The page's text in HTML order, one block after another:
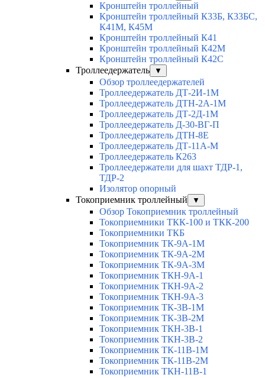
Кронштейн троллейный
Кронштейн троллейный К33Б, К33БС,
К41М, К45М
Кронштейн троллейный К41
Кронштейн троллейный К42М
Кронштейн троллейный К42С
Троллеедержатель
▼
Обзор троллеедержателей
Троллеедержатель ДТ-2И-1М
Троллеедержатель ДТН-2А-1М
Троллеедержатель ДТ-2Д-1М
Троллеедержатель Д-30-ВГ-П
Троллеедержатель ДТН-8Е
Троллеедержатель ДТ-11А-М
Троллеедержатель К263
Троллеедержатели для шахт ТДР-1,
ТДР-2
Изолятор опорный
Токоприемник троллейный
▼
Обзор Токоприемник троллейный
Токоприемники ТКК-100 и ТКК-200
Токоприемники ТКБ
Токоприемник ТК-9А-1М
Токоприемник ТК-9А-2М
Токоприемник ТК-9А-3М
Токоприемник ТКН-9А-1
Токоприемник ТКН-9А-2
Токоприемник ТКН-9А-3
Токоприемник ТК-3В-1М
Токоприемник ТК-3В-2М
Токоприемник ТКН-3В-1
Токоприемник ТКН-3В-2
Токоприемник ТК-11В-1М
Токоприемник ТК-11В-2М
Токоприемник ТКН-11В-1